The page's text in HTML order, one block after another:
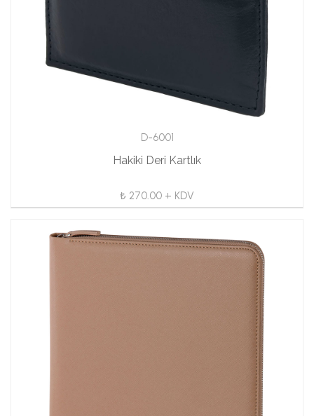
D-6001
Hakiki Deri Kartlık
₺ 270.00 + KDV